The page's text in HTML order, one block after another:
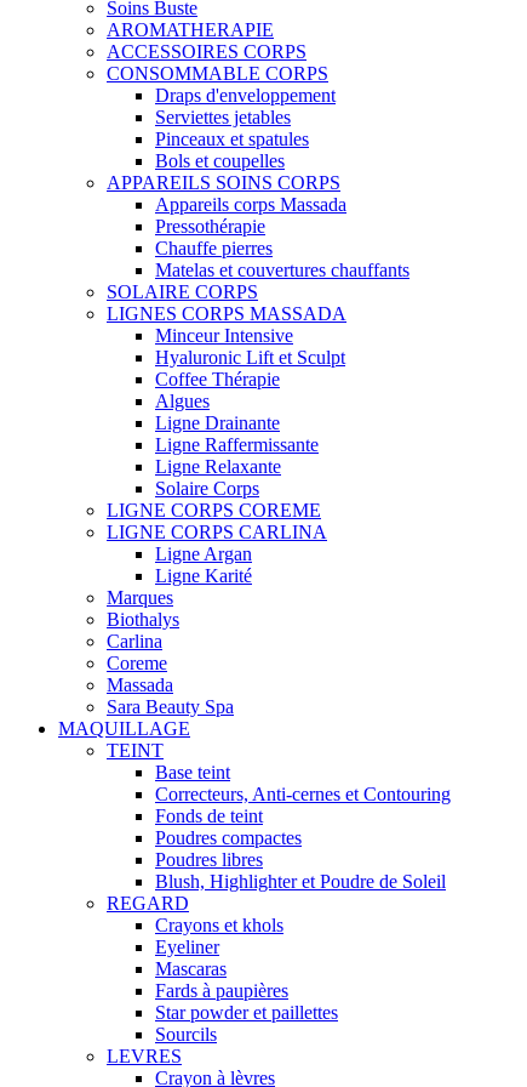
Soins Buste
AROMATHERAPIE
ACCESSOIRES CORPS
CONSOMMABLE CORPS
Draps d'enveloppement
Serviettes jetables
Pinceaux et spatules
Bols et coupelles
APPAREILS SOINS CORPS
Appareils corps Massada
Pressothérapie
Chauffe pierres
Matelas et couvertures chauffants
SOLAIRE CORPS
LIGNES CORPS MASSADA
Minceur Intensive
Hyaluronic Lift et Sculpt
Coffee Thérapie
Algues
Ligne Drainante
Ligne Raffermissante
Ligne Relaxante
Solaire Corps
LIGNE CORPS COREME
LIGNE CORPS CARLINA
Ligne Argan
Ligne Karité
Marques
Biothalys
Carlina
Coreme
Massada
Sara Beauty Spa
MAQUILLAGE
TEINT
Base teint
Correcteurs, Anti-cernes et Contouring
Fonds de teint
Poudres compactes
Poudres libres
Blush, Highlighter et Poudre de Soleil
REGARD
Crayons et khols
Eyeliner
Mascaras
Fards à paupières
Star powder et paillettes
Sourcils
LEVRES
Crayon à lèvres